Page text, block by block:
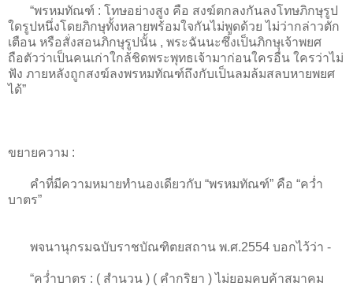
“พรหมทัณฑ์ : โทษอย่างสูง คือ สงฆ์ตกลงกันลงโทษภิกษุรูป
ใดรูปหนึ่งโดยภิกษุทั้งหลายพร้อมใจกันไม่พูดด้วย ไม่ว่ากล่าวตัก
เตือน หรือสั่งสอนภิกษุรูปนั้น , พระฉันนะซึ่งเป็นภิกษุเจ้าพยศ
ถือตัวว่าเป็นคนเก่าใกล้ชิดพระพุทธเจ้ามาก่อนใครอื่น ใครว่าไม่
ฟัง ภายหลังถูกสงฆ์ลงพรหมทัณฑ์ถึงกับเป็นลมล้มสลบหายพยศ
ได้”
ขยายความ :
คำที่มีความหมายทำนองเดียวกับ “พรหมทัณฑ์” คือ “คว่ำ
บาตร”
พจนานุกรมฉบับราชบัณฑิตยสถาน พ.ศ.2554 บอกไว้ว่า -
“คว่ำบาตร : ( สํานวน ) ( คำกริยา ) ไม่ยอมคบค้าสมาคม